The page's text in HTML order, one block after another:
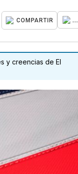
COMPARTIR ...
y creencias de El